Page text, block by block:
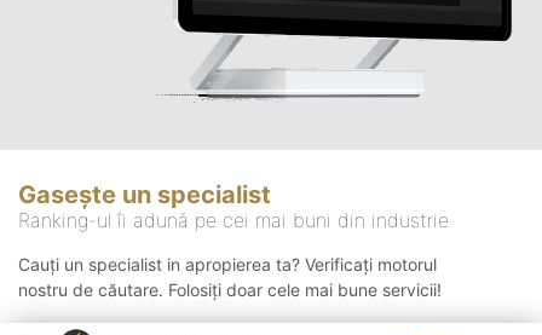
Gasește un specialist
Ranking-ul îi adună pe cei mai buni din industrie
Cauți un specialist in apropierea ta? Verificați motorul
nostru de căutare. Folosiți doar cele mai bune servicii!